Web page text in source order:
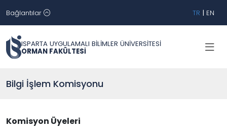
Bağlantılar TR | EN
ISPARTA UYGULAMALI BİLİMLER ÜNİVERSİTESİ
ORMAN FAKÜLTESİ
Bilgi İşlem Komisyonu
Komisyon Üyeleri